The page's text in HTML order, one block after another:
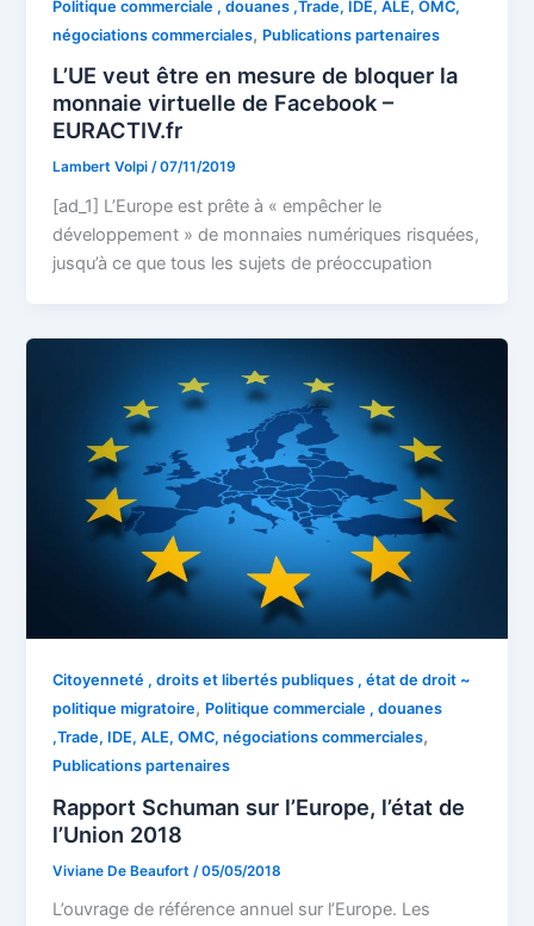
Politique commerciale , douanes ,Trade, IDE, ALE, OMC,
négociations commerciales, Publications partenaires
L’UE veut être en mesure de bloquer la
monnaie virtuelle de Facebook –
EURACTIV.fr
Lambert Volpi/07/11/2019
[ad_1] L’Europe est prête à « empêcher le
développement » de monnaies numériques risquées,
jusqu’à ce que tous les sujets de préoccupation
Citoyenneté , droits et libertés publiques , état de droit ~
politique migratoire, Politique commerciale , douanes
,Trade, IDE, ALE, OMC, négociations commerciales,
Publications partenaires
Rapport Schuman sur l’Europe, l’état de
l’Union 2018
Viviane De Beaufort /05/05/2018
L’ouvrage de référence annuel sur l’Europe. Les